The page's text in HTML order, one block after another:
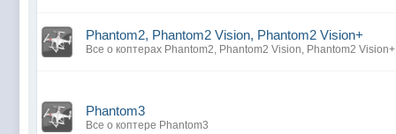
Phantom2, Phantom2 Vision, Phantom2 Vision+
Все о коптерах Phantom2, Phantom2 Vision, Phantom2 Vision+
Phantom3
Все о коптере Phantom3